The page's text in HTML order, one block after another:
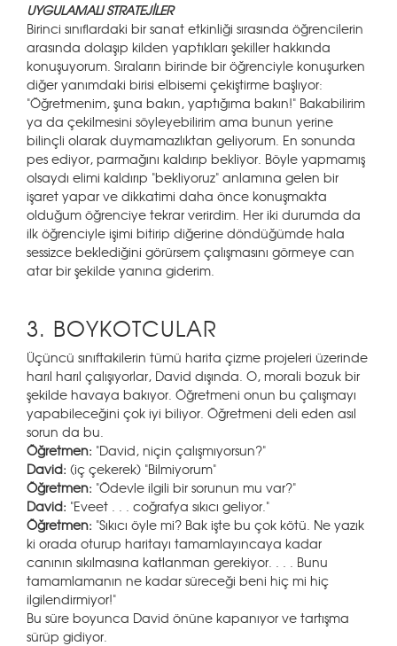
UYGULAMALI STRATEJİLER
Birinci sınıflardaki bir sanat etkinliği sırasında öğrencilerin
arasında dolaşıp kilden yaptıkları şekiller hakkında
konuşuyorum. Sıraların birinde bir öğrenciyle konuşurken
diğer yanımdaki birisi elbisemi çekiştirme başlıyor:
"Öğretmenim, şuna bakın, yaptığıma bakın!" Bakabilirim
ya da çekilmesini söyleyebilirim ama bunun yerine
bilinçli olarak duymamazlıktan geliyorum. En sonunda
pes ediyor, parmağını kaldırıp bekliyor. Böyle yapmamış
olsaydı elimi kaldırıp "bekliyoruz" anlamına gelen bir
işaret yapar ve dikkatimi daha önce konuşmakta
olduğum öğrenciye tekrar verirdim. Her iki durumda da
ilk öğrenciyle işimi bitirip diğerine döndüğümde hala
sessizce beklediğini görürsem çalışmasını görmeye can
atar bir şekilde yanına giderim.
3. BOYKOTCULAR
Üçüncü sınıftakilerin tümü harita çizme projeleri üzerinde
harıl harıl çalışıyorlar, David dışında. O, morali bozuk bir
şekilde havaya bakıyor. Öğretmeni onun bu çalışmayı
yapabileceğini çok iyi biliyor. Öğretmeni deli eden asıl
sorun da bu.
Öğretmen: "David, niçin çalışmıyorsun?"
David: (iç çekerek) "Bilmiyorum"
Öğretmen: "Ödevle ilgili bir sorunun mu var?"
David: "Eveet . . . coğrafya sıkıcı geliyor."
Öğretmen: "Sıkıcı öyle mi? Bak işte bu çok kötü. Ne yazık
ki orada oturup haritayı tamamlayıncaya kadar
canının sıkılmasına katlanman gerekiyor. . . . Bunu
tamamlamanın ne kadar süreceği beni hiç mi hiç
ilgilendirmiyor!"
Bu süre boyunca David önüne kapanıyor ve tartışma
sürüp gidiyor.